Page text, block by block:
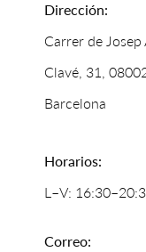
Dirección:
Carrer de Josep
Clavé, 31,
Barcelona
Horarios:
L–V:
Correo: